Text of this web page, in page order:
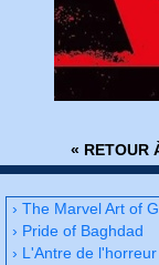
« RETOUR
› The Marvel Art of
› Pride of Baghdad
› L'Antre de l'horreur